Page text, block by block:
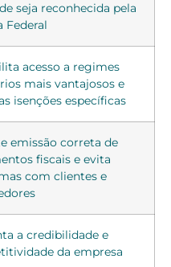
seja reconhecida pela
Federal
acesso a regimes
mais vantajosos e
isenções específicas
emissão correta de
fiscais e evita
com clientes e
a credibilidade e
da empresa